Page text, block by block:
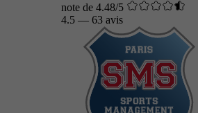
note de 4.48/5
4.5 — 63 avis